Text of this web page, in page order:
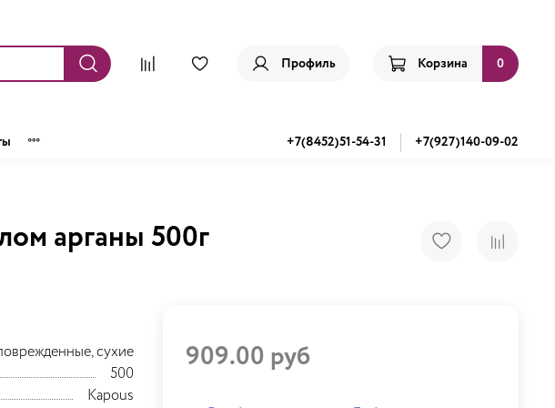
Профиль Корзина 0
+7(8452)51-54-31 +7(927)140-09-02
арганы 500г
сухие
500
Kapous
909.00 руб